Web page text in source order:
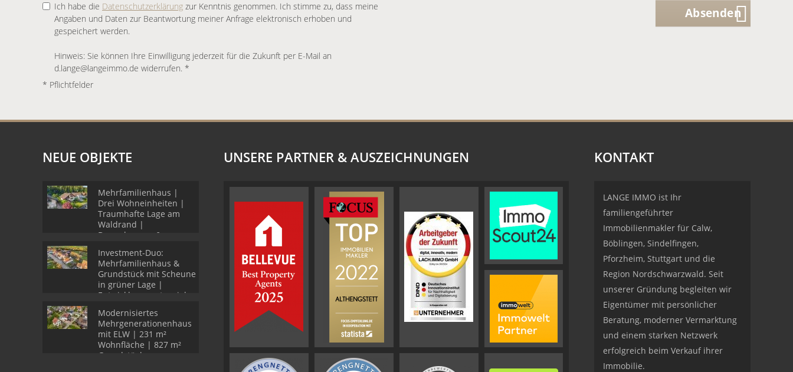
Ich habe die Datenschutzerklärung zur Kenntnis genommen. Ich stimme zu, dass meine
Angaben und Daten zur Beantwortung meiner Anfrage elektronisch erhoben und
gespeichert werden.
Hinweis: Sie können Ihre Einwilligung jederzeit für die Zukunft per E-Mail an
d.lange@langeimmo.de widerrufen. *
* Pflichtfelder
Absenden
NEUE OBJEKTE
Mehrfamilienhaus |
Drei Wohneinheiten |
Traumhafte Lage am
Waldrand |
Doppelgarage &
Investment-Duo:
Mehrfamilienhaus &
Grundstück mit Scheune
in grüner Lage |
Entwicklungspotenzial
Modernisiertes
Mehrgenerationenhaus
mit ELW | 231 m²
Wohnfläche | 827 m²
Grundstück
UNSERE PARTNER & AUSZEICHNUNGEN KONTAKT
LANGE IMMO ist Ihr
familiengeführter
Immobilienmakler für Calw,
Böblingen, Sindelfingen,
Pforzheim, Stuttgart und die
Region Nordschwarzwald. Seit
unserer Gründung begleiten wir
Eigentümer mit persönlicher
Beratung, moderner Vermarktung
und einem starken Netzwerk
erfolgreich beim Verkauf ihrer
Immobilie.